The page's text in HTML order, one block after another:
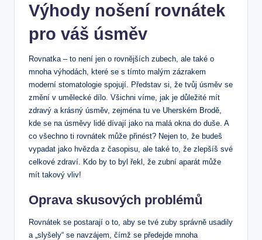
Výhody nošení rovnátek
pro váš úsměv
Rovnatka – to není jen o rovnějších zubech, ale také o
mnoha výhodách, které se s tímto malým zázrakem
moderní stomatologie spojují. Představ si, že tvůj úsměv se
změní v umělecké dílo. Všichni víme, jak je důležité mít
zdravý a krásný úsměv, zejména tu ve Uherském Brodě,
kde se na úsměvy lidé dívají jako na malá okna do duše. A
co všechno ti rovnátek může přinést? Nejen to, že budeš
vypadat jako hvězda z časopisu, ale také to, že zlepšíš své
celkové zdraví. Kdo by to byl řekl, že zubní aparát může
mít takový vliv!
Oprava skusových problémů
Rovnátek se postarají o to, aby se tvé zuby správně usadily
a „slyšely“ se navzájem, čímž se předejde mnoha